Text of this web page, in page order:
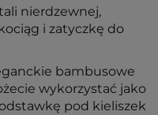
nierdzewnej,
i zatyczkę do
bambusowe
wykorzystać jako
pod kieliszek